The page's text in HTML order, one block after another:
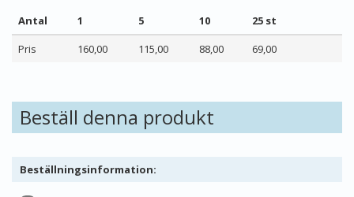
Antal
1 5 10
25 st
Pris
160,00 115,00 88,00 69,00
Beställ denna produkt
Beställningsinformation: